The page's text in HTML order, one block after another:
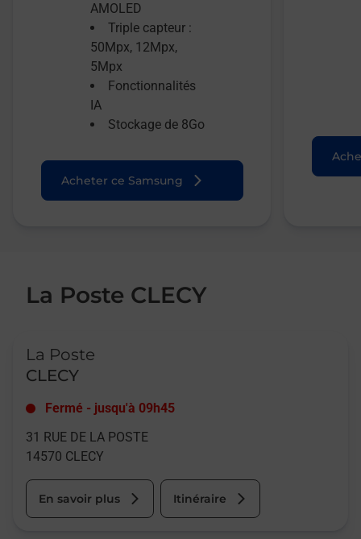
AMOLED
Triple capteur :
50Mpx, 12Mpx,
5Mpx
Fonctionnalités
IA
Stockage de 8Go
Acheter ce Samsung
La Poste CLECY
La Poste
CLECY
Fermé - jusqu'à 09h45
31 RUE DE LA POSTE
14570 CLECY
En savoir plus Itinéraire